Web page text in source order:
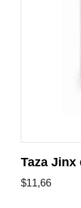
Taza Jinx
$11,66